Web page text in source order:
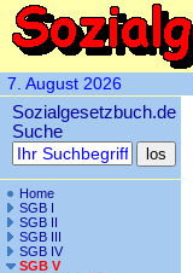
7. August 2026
Sozialgesetzbuch.de
Suche
Home
SGB I
SGB II
SGB III
SGB IV
SGB V